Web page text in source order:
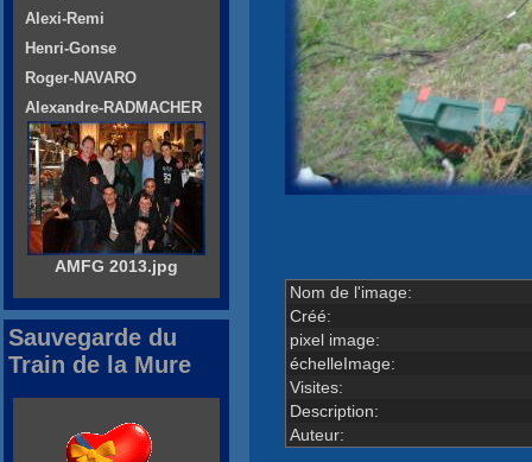
Nom de l'image:
Créé:
pixel image:
échelleImage:
Visites:
Description:
Auteur:
Alexi-Remi
Henri-Gonse
Roger-NAVARO
Alexandre-RADMACHER
AMFG 2013.jpg
Sauvegarde du
Train de la Mure